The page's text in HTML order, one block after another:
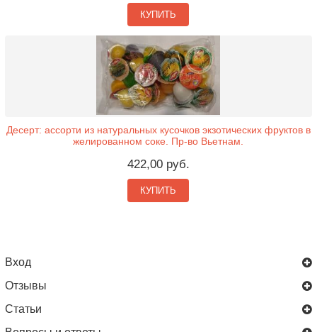
КУПИТЬ
Десерт: ассорти из натуральных кусочков экзотических фруктов в
желированном соке. Пр-во Вьетнам.
422,00 руб.
КУПИТЬ
Вход
Отзывы
Статьи